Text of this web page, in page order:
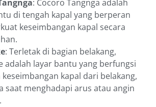
: Cocoro Tangnga adalah
di tengah kapal yang berperan
keseimbangan kapal secara
: Terletak di bagian belakang,
adalah layar bantu yang berfungsi
keseimbangan kapal dari belakang,
saat menghadapi arus atau angin